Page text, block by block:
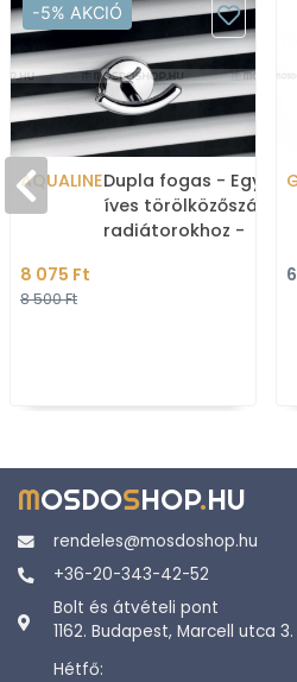
-5% AKCIÓ
AQUALINEDupla fogas -
íves törölközőszárító
radiátorokhoz -
8 075 Ft
8 500 Ft
MOSDOSHOP.HU
rendeles@mosdoshop.hu
+36-20-343-42-52
Bolt és átvételi pont
1162. Budapest, Marcell utca 3.
Hétfő: